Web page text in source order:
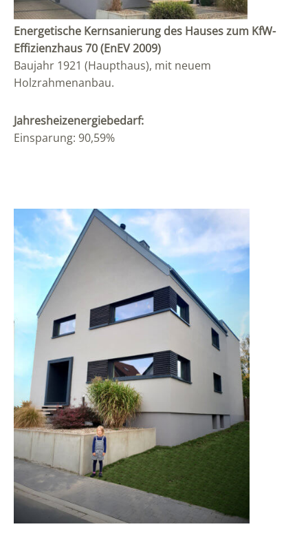
Energetische Kernsanierung des Hauses zum KfW-
Effizienzhaus 70 (EnEV 2009)
Baujahr 1921 (Haupthaus), mit neuem
Holzrahmenanbau.
Jahresheizenergiebedarf:
Einsparung: 90,59%